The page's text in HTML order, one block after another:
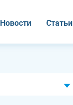
Новости Статьи